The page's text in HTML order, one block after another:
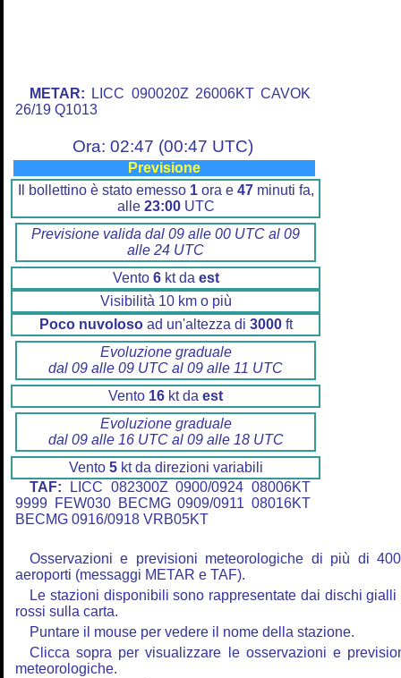
METAR: LICC 090020Z 26006KT CAVOK
26/19 Q1013
Ora: 02:47 (00:47 UTC)
Previsione
Il bollettino è stato emesso 1ora e 47minuti fa,
alle 23:00UTC
Previsione valida dal 09 alle 00 UTC al 09
alle 24 UTC
Vento 6kt da est
Visibilità 10 km o più
Poco nuvolosoad un'altezza di 3000ft
Evoluzione graduale
dal 09 alle 09 UTC al 09 alle 11 UTC
Vento 16 kt da est
Evoluzione graduale
dal 09 alle 16 UTC al 09 alle 18 UTC
Vento 5kt da direzioni variabili
TAF: LICC 082300Z 0900/0924 08006KT
9999 FEW030 BECMG 0909/0911 08016KT
BECMG 0916/0918 VRB05KT
Osservazioni e previsioni meteorologiche di più di
aeroporti (messaggi METAR e TAF).
Le stazioni disponibili sono rappresentate dai dischi gialli
rossi sulla carta.
Puntare il mouse per vedere il nome della stazione.
Clicca sopra per visualizzare le osservazioni e
meteorologiche.